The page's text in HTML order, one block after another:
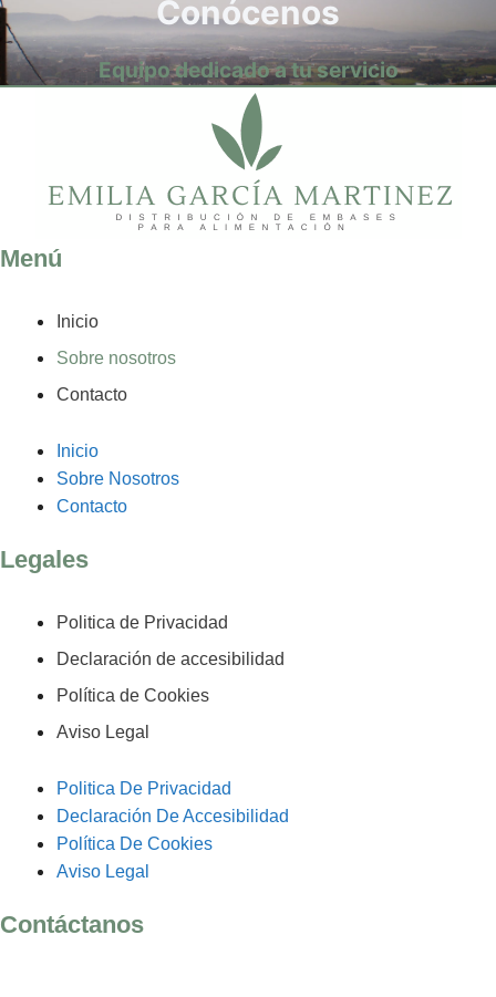
Conócenos
Equipo dedicado a tu servicio
Menú
Inicio
Sobre nosotros
Contacto
Inicio
Sobre Nosotros
Contacto
Legales
Politica de Privacidad
Declaración de accesibilidad
Política de Cookies
Aviso Legal
Politica De Privacidad
Declaración De Accesibilidad
Política De Cookies
Aviso Legal
Contáctanos